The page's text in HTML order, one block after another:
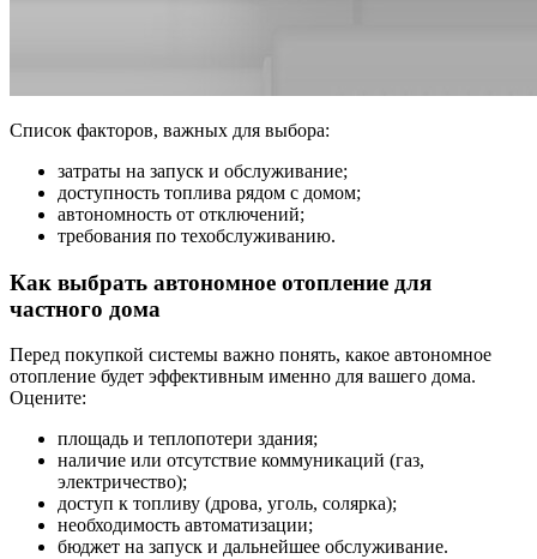
Список факторов, важных для выбора:
затраты на запуск и обслуживание;
доступность топлива рядом с домом;
автономность от отключений;
требования по техобслуживанию.
Как выбрать автономное отопление для
частного дома
Перед покупкой системы важно понять, какое автономное
отопление будет эффективным именно для вашего дома.
Оцените:
площадь и теплопотери здания;
наличие или отсутствие коммуникаций (газ,
электричество);
доступ к топливу (дрова, уголь, солярка);
необходимость автоматизации;
бюджет на запуск и дальнейшее обслуживание.